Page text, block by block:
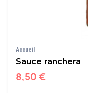
Accueil
Sauce ranchera
8,50 €